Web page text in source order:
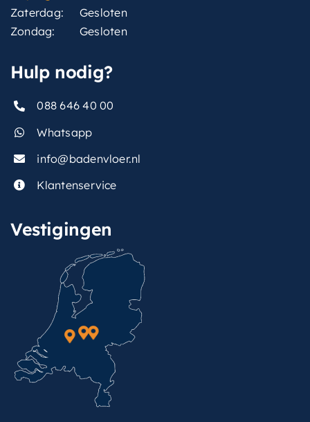
Zaterdag:
Gesloten
Zondag:
Gesloten
Hulp nodig?
088 646 40 00
Whatsapp
info@badenvloer.nl
Klantenservice
Vestigingen